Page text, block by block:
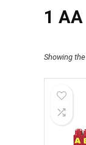
‎1
Showing